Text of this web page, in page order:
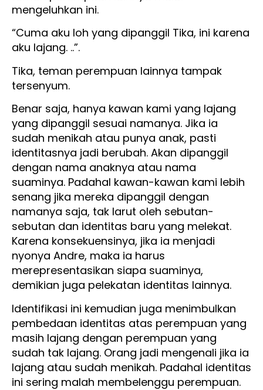
mengeluhkan ini.
“Cuma aku loh yang dipanggil Tika, ini karena
aku lajang. ..”.
Tika, teman perempuan lainnya tampak
tersenyum.
Benar saja, hanya kawan kami yang lajang
yang dipanggil sesuai namanya. Jika ia
sudah menikah atau punya anak, pasti
identitasnya jadi berubah. Akan dipanggil
dengan nama anaknya atau nama
suaminya. Padahal kawan-kawan kami lebih
senang jika mereka dipanggil dengan
namanya saja, tak larut oleh sebutan-
sebutan dan identitas baru yang melekat.
Karena konsekuensinya, jika ia menjadi
nyonya Andre, maka ia harus
merepresentasikan siapa suaminya,
demikian juga pelekatan identitas lainnya.
Identifikasi ini kemudian juga menimbulkan
pembedaan identitas atas perempuan yang
masih lajang dengan perempuan yang
sudah tak lajang. Orang jadi mengenali jika ia
lajang atau sudah menikah. Padahal identitas
ini sering malah membelenggu perempuan.